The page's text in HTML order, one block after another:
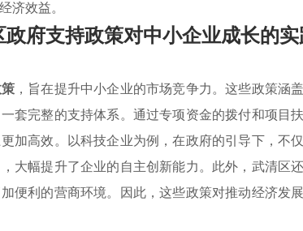
济效益。
政府支持政策对中小企业成长的
，旨在提升中小企业的市场竞争力。这些政策涵
套完整的支持体系。通过专项资金的拨付和项目
加高效。以科技企业为例，在政府的引导下，不
大幅提升了企业的自主创新能力。此外，武清区
便利的营商环境。因此，这些政策对推动经济发